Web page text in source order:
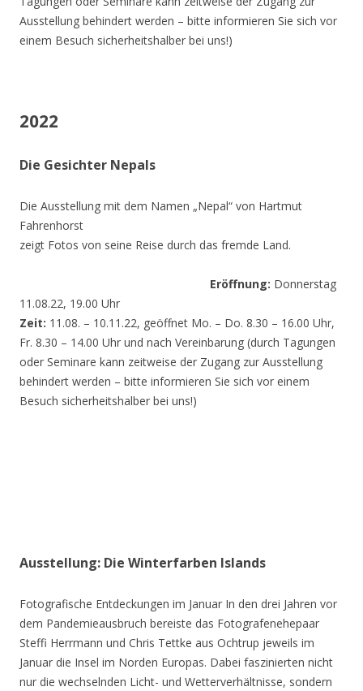
Ausstellung behindert werden – bitte informieren Sie sich vor
einem Besuch sicherheitshalber bei uns!)
2022
Die Gesichter Nepals
Die Ausstellung mit dem Namen „Nepal“ von Hartmut
Fahrenhorst
zeigt Fotos von seine Reise durch das fremde Land.
Eröffnung: Donnerstag
11.08.22, 19.00 Uhr
Zeit: 11.08. – 10.11.22, geöffnet Mo. – Do. 8.30 – 16.00 Uhr,
Fr. 8.30 – 14.00 Uhr und nach Vereinbarung (durch Tagungen
oder Seminare kann zeitweise der Zugang zur Ausstellung
behindert werden – bitte informieren Sie sich vor einem
Besuch sicherheitshalber bei uns!)
Ausstellung: Die Winterfarben Islands
Fotografische Entdeckungen im Januar In den drei Jahren vor
dem Pandemieausbruch bereiste das Fotografenehepaar
Steffi Herrmann und Chris Tettke aus Ochtrup jeweils im
Januar die Insel im Norden Europas. Dabei faszinierten nicht
nur die wechselnden Licht- und Wetterverhältnisse, sondern